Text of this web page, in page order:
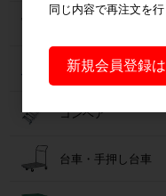
フォークリフトス
コンベア
台車・手押し台車
同じ内容で再注文を
新規会員登録